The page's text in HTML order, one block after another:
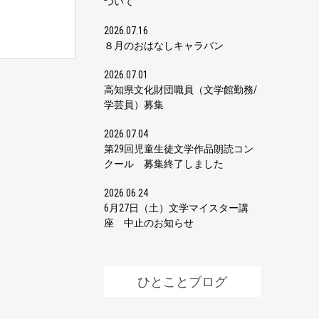
2026.07.16
８月のおはなしキャラバン
2026.07.01
高知県文化財団職員（文学館勤務/
学芸員）募集
2026.07.04
第29回児童生徒文学作品朗読コン
クール 募集終了しました
2026.06.24
6月27日（土）文学マイスター講
座 中止のお知らせ
ひとことブログ